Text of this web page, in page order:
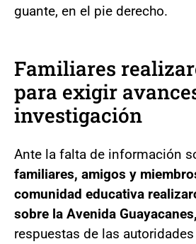
guante, en el pie derecho.
Familiares
para exigir
investigación
Ante la falta de información
familiares, amigos y
comunidad educativa
sobre la Avenida Guayacanes,
respuestas de las